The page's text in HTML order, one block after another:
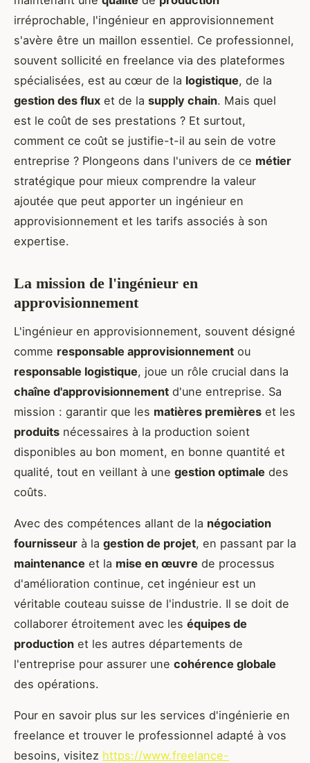
irréprochable, l'ingénieur en approvisionnement
s'avère être un maillon essentiel. Ce professionnel,
souvent sollicité en freelance via des plateformes
spécialisées, est au cœur de la logistique, de la
gestion des flux et de la supply chain. Mais quel
est le coût de ses prestations ? Et surtout,
comment ce coût se justifie-t-il au sein de votre
entreprise ? Plongeons dans l'univers de ce métier
stratégique pour mieux comprendre la valeur
ajoutée que peut apporter un ingénieur en
approvisionnement et les tarifs associés à son
expertise.
La mission de l'ingénieur en
approvisionnement
L'ingénieur en approvisionnement, souvent désigné
comme responsable approvisionnement ou
responsable logistique, joue un rôle crucial dans la
chaîne d'approvisionnement d'une entreprise. Sa
mission : garantir que les matières premières et les
produits nécessaires à la production soient
disponibles au bon moment, en bonne quantité et
qualité, tout en veillant à une gestion optimale des
coûts.
Avec des compétences allant de la négociation
fournisseur à la gestion de projet, en passant par la
maintenance et la mise en œuvre de processus
d'amélioration continue, cet ingénieur est un
véritable couteau suisse de l'industrie. Il se doit de
collaborer étroitement avec les équipes de
production et les autres départements de
l'entreprise pour assurer une cohérence globale
des opérations.
Pour en savoir plus sur les services d'ingénierie en
freelance et trouver le professionnel adapté à vos
besoins, visitez https://www.freelance-